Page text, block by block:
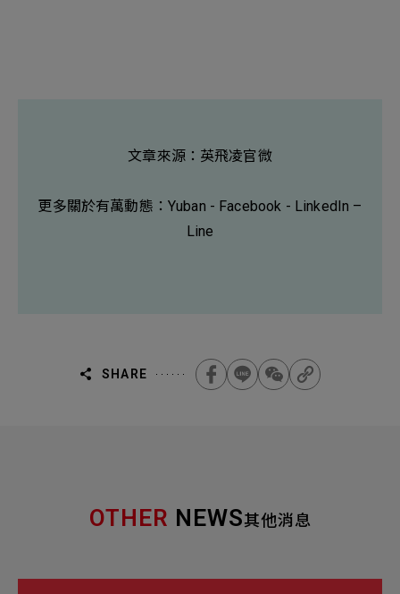
文章來源： 英飛凌官微
更多關於有萬動態： Yuban - Facebook - LinkedIn –
Line
SHARE
OTHER NEWS其他消息